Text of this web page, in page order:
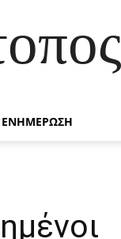
ΕΝΗΜΕΡΩΣΗ